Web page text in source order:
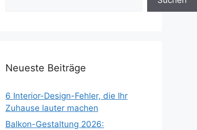
Neueste Beiträge
6 Interior-Design-Fehler, die Ihr
Zuhause lauter machen
Balkon-Gestaltung 2026: